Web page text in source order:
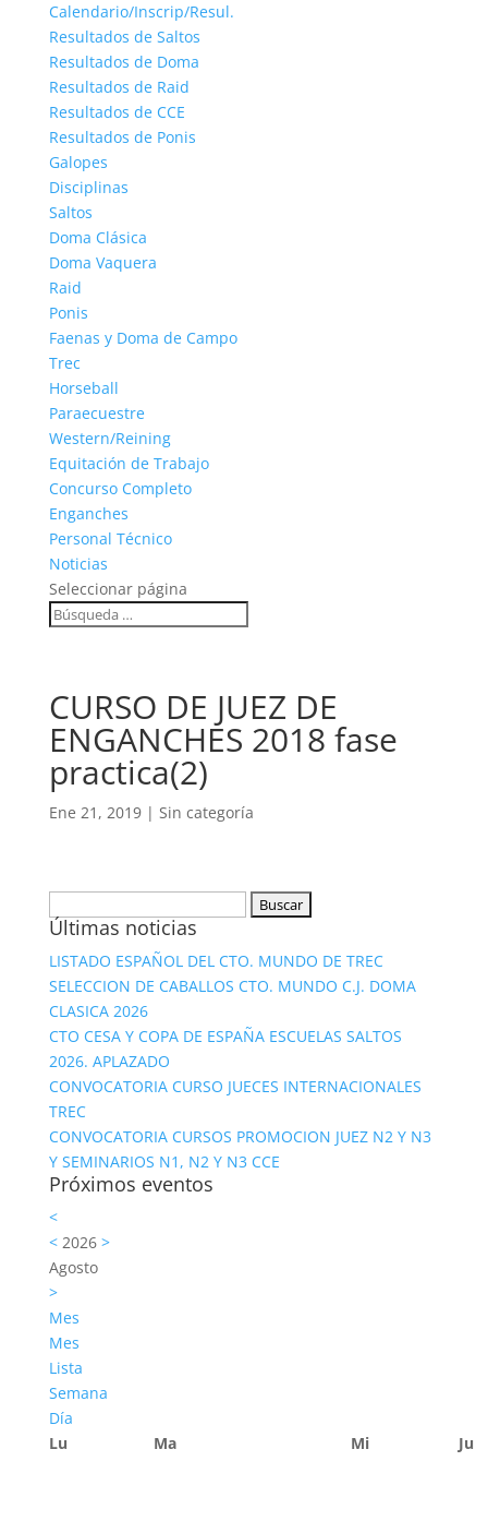
Calendario/Inscrip/Resul.
Resultados de Saltos
Resultados de Doma
Resultados de Raid
Resultados de CCE
Resultados de Ponis
Galopes
Disciplinas
Saltos
Doma Clásica
Doma Vaquera
Raid
Ponis
Faenas y Doma de Campo
Trec
Horseball
Paraecuestre
Western/Reining
Equitación de Trabajo
Concurso Completo
Enganches
Personal Técnico
Noticias
Seleccionar página
CURSO DE JUEZ DE
ENGANCHES 2018 fase
practica(2)
Ene 21, 2019| Sin categoría
Últimas noticias
LISTADO ESPAÑOL DEL CTO. MUNDO DE TREC
SELECCION DE CABALLOS CTO. MUNDO C.J. DOMA
CLASICA 2026
CTO CESA Y COPA DE ESPAÑA ESCUELAS SALTOS
2026. APLAZADO
CONVOCATORIA CURSO JUECES INTERNACIONALES
TREC
CONVOCATORIA CURSOS PROMOCION JUEZ N2 Y N3
Y SEMINARIOS N1, N2 Y N3 CCE
Próximos eventos
<
<2026 >
Agosto
>
Mes
Mes
Lista
Semana
Día
Lu
Ma Mi Ju